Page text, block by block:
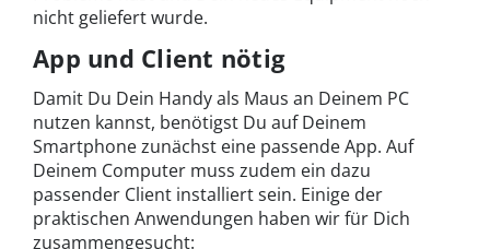
nicht geliefert wurde.
App und Client nötig
Damit Du Dein Handy als Maus an Deinem PC
nutzen kannst, benötigst Du auf Deinem
Smartphone zunächst eine passende App. Auf
Deinem Computer muss zudem ein dazu
passender Client installiert sein. Einige der
praktischen Anwendungen haben wir für Dich
zusammengesucht: